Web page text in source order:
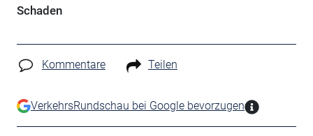
Schaden
Kommentare Teilen
VerkehrsRundschau bei Google bevorzugen